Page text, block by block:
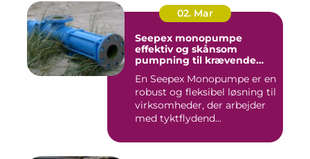
02. Mar
Seepex monopumpe
effektiv og skånsom
pumpning til krævende
En Seepex Monopumpe er en
robust og fleksibel løsning til
virksomheder, der arbejder
med tyktflydend...